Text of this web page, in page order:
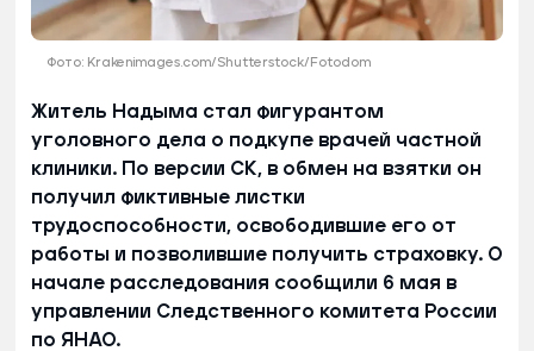
Фото: Krakenimages.com/Shutterstock/Fotodom
Житель Надыма стал фигурантом
уголовного дела о подкупе врачей частной
клиники. По версии СК, в обмен на взятки он
получил фиктивные листки
трудоспособности, освободившие его от
работы и позволившие получить страховку. О
начале расследования сообщили 6 мая в
управлении Следственного комитета России
по ЯНАО.